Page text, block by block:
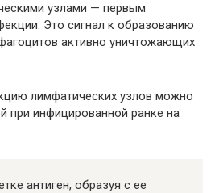
узлами — первым
Это сигнал к образованию
активно уничтожающих
лимфатических узлов можно
инфицированной ранке на
антиген, образуя с ее